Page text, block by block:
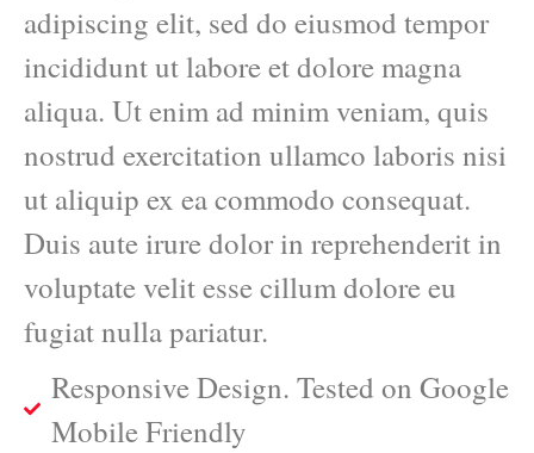
adipiscing elit, sed do eiusmod tempor
incididunt ut labore et dolore magna
aliqua. Ut enim ad minim veniam, quis
nostrud exercitation ullamco laboris nisi
ut aliquip ex ea commodo consequat.
Duis aute irure dolor in reprehenderit in
voluptate velit esse cillum dolore eu
fugiat nulla pariatur.
Responsive Design. Tested on Google
Mobile Friendly